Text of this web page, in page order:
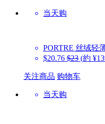
当天购
PORTRE 丝绒轻
$20.76 $23 (約
关注商品 购物车
当天购